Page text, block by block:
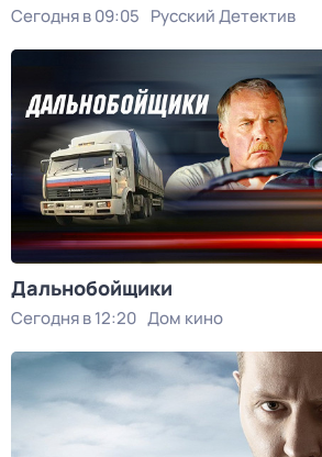
Сегодня в 09:05 Русский Детектив
Дальнобойщики
Сегодня в 12:20 Дом кино